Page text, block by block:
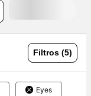
Filtros (5)
Eyes